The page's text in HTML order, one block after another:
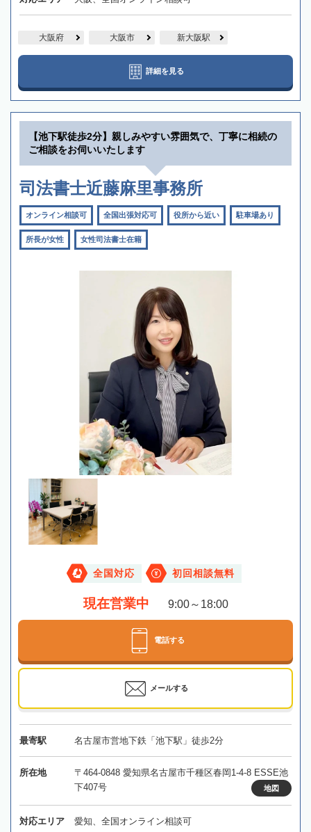
大阪府 大阪市 新大阪駅
詳細を見る
【池下駅徒歩2分】親しみやすい雰囲気で、丁寧に相続の
ご相談をお伺いいたします
司法書士近藤麻里事務所
オンライン相談可 全国出張対応可 役所から近い 駐車場あり
所長が女性 女性司法書士在籍
全国対応 初回相談無料
現在営業中 9:00～18:00
電話する
メールする
最寄駅 名古屋市営地下鉄「池下駅」徒歩2分
所在地
〒464-0848 愛知県名古屋市千種区春岡1-4-8 ESSE池
下407号
地図
対応エリア 愛知、全国オンライン相談可